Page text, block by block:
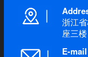
浙江
座三楼
E-mail